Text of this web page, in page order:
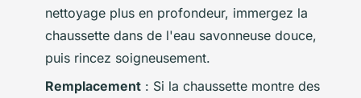
nettoyage plus en profondeur, immergez la
chaussette dans de l'eau savonneuse douce,
puis rincez soigneusement.
Remplacement : Si la chaussette montre des